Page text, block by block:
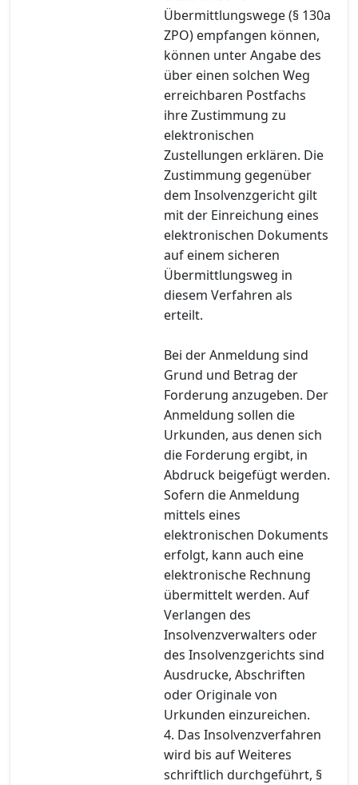
Übermittlungswege (§ 130a
ZPO) empfangen können,
können unter Angabe des
über einen solchen Weg
erreichbaren Postfachs
ihre Zustimmung zu
elektronischen
Zustellungen erklären. Die
Zustimmung gegenüber
dem Insolvenzgericht gilt
mit der Einreichung eines
elektronischen Dokuments
auf einem sicheren
Übermittlungsweg in
diesem Verfahren als
erteilt.
Bei der Anmeldung sind
Grund und Betrag der
Forderung anzugeben. Der
Anmeldung sollen die
Urkunden, aus denen sich
die Forderung ergibt, in
Abdruck beigefügt werden.
Sofern die Anmeldung
mittels eines
elektronischen Dokuments
erfolgt, kann auch eine
elektronische Rechnung
übermittelt werden. Auf
Verlangen des
Insolvenzverwalters oder
des Insolvenzgerichts sind
Ausdrucke, Abschriften
oder Originale von
Urkunden einzureichen.
4. Das Insolvenzverfahren
wird bis auf Weiteres
schriftlich durchgeführt, §